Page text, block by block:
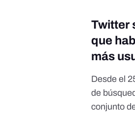
Twitter
que
más
Desde el
de
conjunto